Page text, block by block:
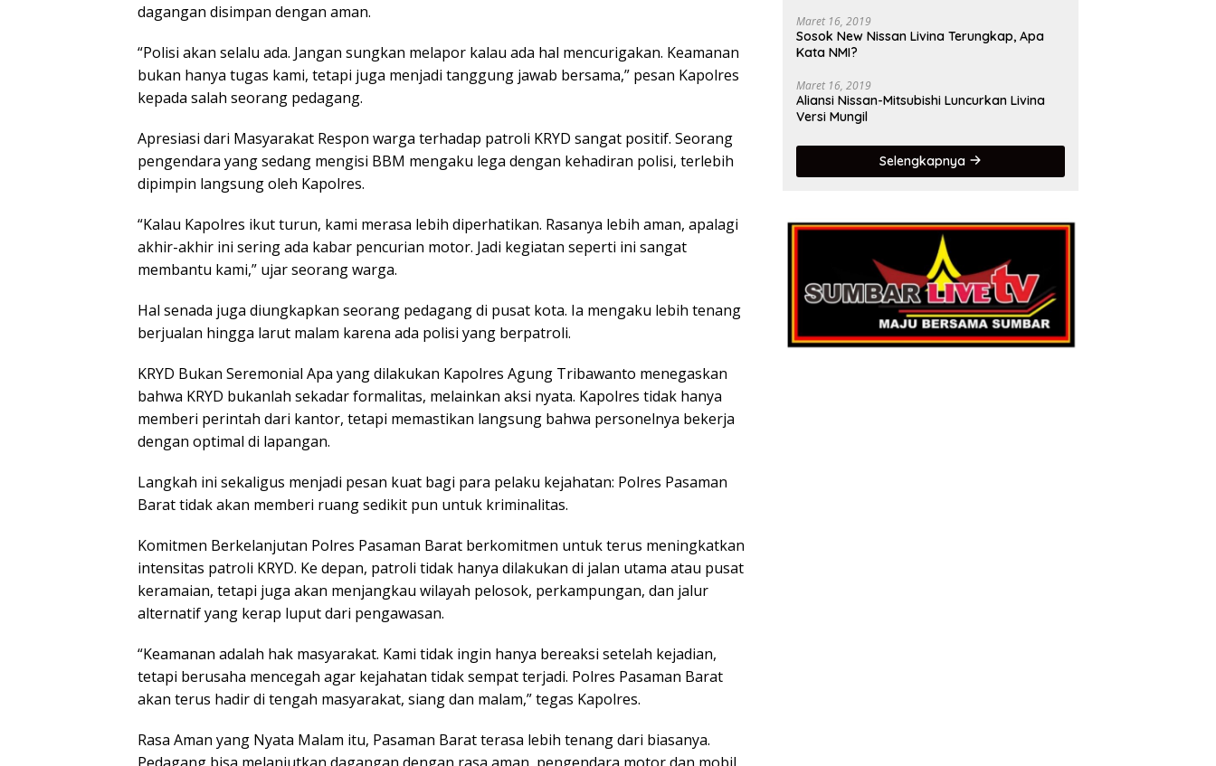
dagangan disimpan dengan aman.
“Polisi akan selalu ada. Jangan sungkan melapor kalau ada hal mencurigakan. Keamanan
bukan hanya tugas kami, tetapi juga menjadi tanggung jawab bersama,” pesan Kapolres
kepada salah seorang pedagang.
Apresiasi dari Masyarakat Respon warga terhadap patroli KRYD sangat positif. Seorang
pengendara yang sedang mengisi BBM mengaku lega dengan kehadiran polisi, terlebih
dipimpin langsung oleh Kapolres.
“Kalau Kapolres ikut turun, kami merasa lebih diperhatikan. Rasanya lebih aman, apalagi
akhir-akhir ini sering ada kabar pencurian motor. Jadi kegiatan seperti ini sangat
membantu kami,” ujar seorang warga.
Hal senada juga diungkapkan seorang pedagang di pusat kota. Ia mengaku lebih tenang
berjualan hingga larut malam karena ada polisi yang berpatroli.
KRYD Bukan Seremonial Apa yang dilakukan Kapolres Agung Tribawanto menegaskan
bahwa KRYD bukanlah sekadar formalitas, melainkan aksi nyata. Kapolres tidak hanya
memberi perintah dari kantor, tetapi memastikan langsung bahwa personelnya bekerja
dengan optimal di lapangan.
Langkah ini sekaligus menjadi pesan kuat bagi para pelaku kejahatan: Polres Pasaman
Barat tidak akan memberi ruang sedikit pun untuk kriminalitas.
Komitmen Berkelanjutan Polres Pasaman Barat berkomitmen untuk terus meningkatkan
intensitas patroli KRYD. Ke depan, patroli tidak hanya dilakukan di jalan utama atau pusat
keramaian, tetapi juga akan menjangkau wilayah pelosok, perkampungan, dan jalur
alternatif yang kerap luput dari pengawasan.
“Keamanan adalah hak masyarakat. Kami tidak ingin hanya bereaksi setelah kejadian,
tetapi berusaha mencegah agar kejahatan tidak sempat terjadi. Polres Pasaman Barat
akan terus hadir di tengah masyarakat, siang dan malam,” tegas Kapolres.
Rasa Aman yang Nyata Malam itu, Pasaman Barat terasa lebih tenang dari biasanya.
Maret 16, 2019
Sosok New Nissan Livina Terungkap, Apa
Kata NMI?
Maret 16, 2019
Aliansi Nissan-Mitsubishi Luncurkan Livina
Versi Mungil
Selengkapnya